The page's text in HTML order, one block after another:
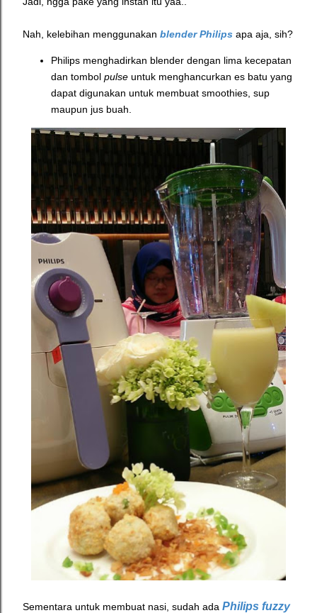
Nah, kelebihan menggunakan blenderPhilips apa aja, sih?
Philips menghadirkan blender dengan lima kecepatan
dan tombol pulse untuk menghancurkan es batu yang
dapat digunakan untuk membuat smoothies, sup
maupun jus buah.
Sementara untuk membuat nasi, sudah ada Philips fuzzy